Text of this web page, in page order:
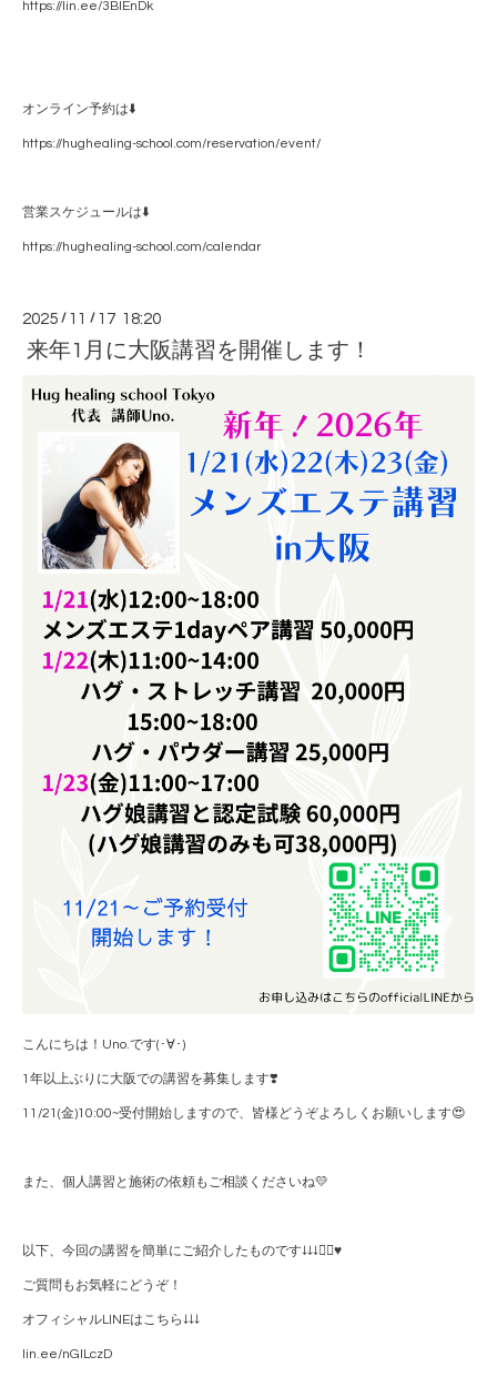
https://lin.ee/3BlEnDk
オンライン予約は⬇️
https://hughealing-school.com/reservation/event/
営業スケジュールは⬇️
https://hughealing-school.com/calendar
2025 / 11 / 17 18:20
来年1月に大阪講習を開催します！
こんにちは！Uno.です(･∀･)
1年以上ぶりに大阪での講習を募集します❣️
11/21(金)10:00~受付開始しますので、皆様どうぞよろしくお願いします😍
また、個人講習と施術の依頼もご相談くださいね💛
以下、今回の講習を簡単にご紹介したものです↓↓↓🙇‍♂️♥️
ご質問もお気軽にどうぞ！
オフィシャルLINEはこちら↓↓↓
lin.ee/nGILczD